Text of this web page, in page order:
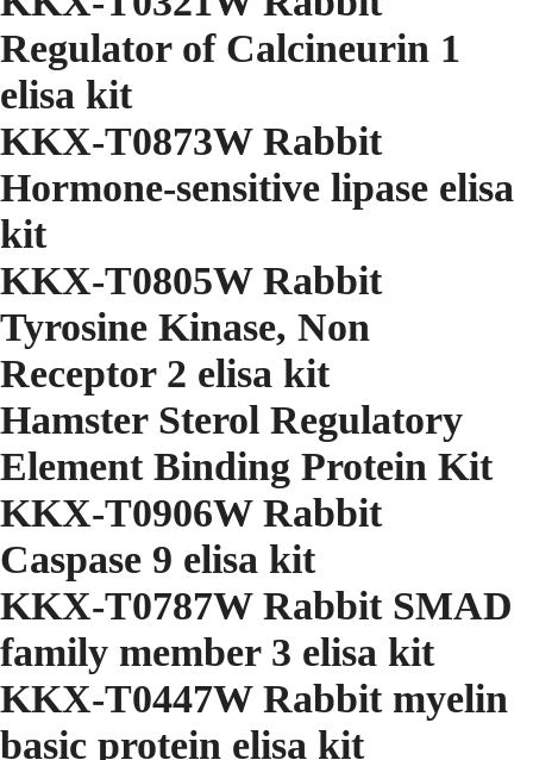
Regulator of Calcineurin 1
elisa kit
KKX-T0873W Rabbit
Hormone-sensitive lipase elisa
kit
KKX-T0805W Rabbit
Tyrosine Kinase, Non
Receptor 2 elisa kit
Hamster Sterol Regulatory
Element Binding Protein Kit
KKX-T0906W Rabbit
Caspase 9 elisa kit
KKX-T0787W Rabbit SMAD
family member 3 elisa kit
KKX-T0447W Rabbit myelin
basic protein elisa kit